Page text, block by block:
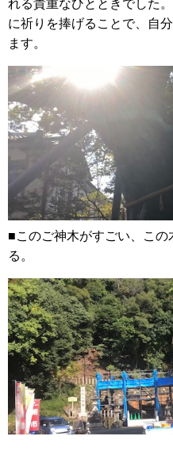
れる貴重なひとときでした
に祈りを捧げることで、自
ます。
■このご神木がすごい、こ
る。